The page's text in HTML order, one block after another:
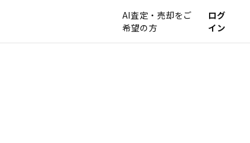
AI査定・売却をご
希望の方
ログ
イン